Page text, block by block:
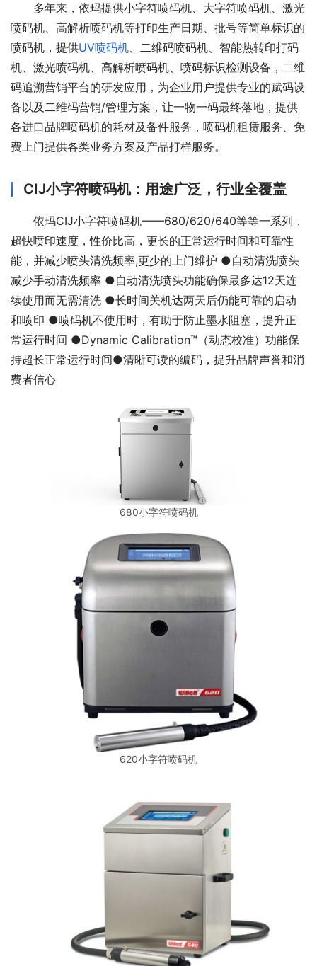
多年来，依玛提供小字符喷码机、大字符喷码机、激光
喷码机、高解析喷码机等打印生产日期、批号等简单标识的
喷码机，提供UV喷码机、二维码喷码机、智能热转印打码
机、激光喷码机、高解析喷码机、喷码标识检测设备，二维
码追溯营销平台的研发应用，为企业用户提供专业的赋码设
备以及二维码营销/管理方案，让一物一码最终落地，提供
各进口品牌喷码机的耗材及备件服务，喷码机租赁服务、免
费上门提供各类业务方案及产品打样服务。
CIJ小字符喷码机：用途广泛，行业全覆盖
依玛CIJ小字符喷码机——680/620/640等等一系列，
超快喷印速度，性价比高，更长的正常运行时间和可靠性
能，并减少喷头清洗频率,更少的上门维护 ●自动清洗喷头
减少手动清洗频率 ●自动清洗喷头功能确保最多达12天连
续使用而无需清洗 ●长时间关机达两天后仍能可靠的启动
和喷印 ●喷码机不使用时，有助于防止墨水阻塞，提升正
常运行时间 ●Dynamic Calibration™（动态校准）功能保
持超长正常运行时间●清晰可读的编码，提升品牌声誉和消
费者信心
680小字符喷码机
620小字符喷码机